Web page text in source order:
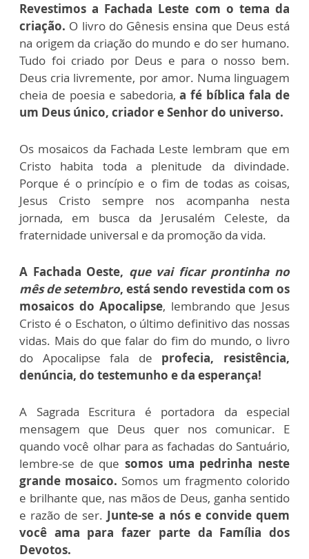
Revestimos a Fachada Leste com o tema da
criação. O livro do Gênesis ensina que Deus está
na origem da criação do mundo e do ser humano.
Tudo foi criado por Deus e para o nosso bem.
Deus cria livremente, por amor. Numa linguagem
cheia de poesia e sabedoria,a fé bíblica fala de
um Deus único, criador e Senhor do universo.
Os mosaicos da Fachada Leste lembram que em
Cristo habita toda a plenitude da divindade.
Porque é o princípio e o fim de todas as coisas,
Jesus Cristo sempre nos acompanha nesta
jornada, em busca da Jerusalém Celeste, da
fraternidade universal e da promoção da vida.
A Fachada Oeste, que vai ficar prontinha no
mês de setembro, está sendo revestida com os
mosaicos do Apocalipse, lembrando que Jesus
Cristo é o Eschaton, o último definitivo das nossas
vidas. Mais do que falar do fim do mundo, o livro
do Apocalipse fala de profecia, resistência,
denúncia, do testemunho e da esperança!
A Sagrada Escritura é portadora da especial
mensagem que Deus quer nos comunicar. E
quando você olhar para as fachadas do Santuário,
lembre-se de que somos uma pedrinha neste
grande mosaico. Somos um fragmento colorido
e brilhante que, nas mãos de Deus, ganha sentido
e razão de ser. Junte-se a nós e convide quem
você ama para fazer parte da Família dos
Devotos.